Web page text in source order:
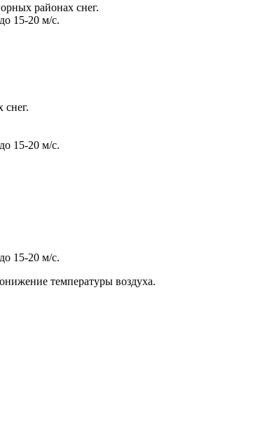
районах снег.
15-20 м/с.
снег.
15-20 м/с.
15-20 м/с.
температуры воздуха.